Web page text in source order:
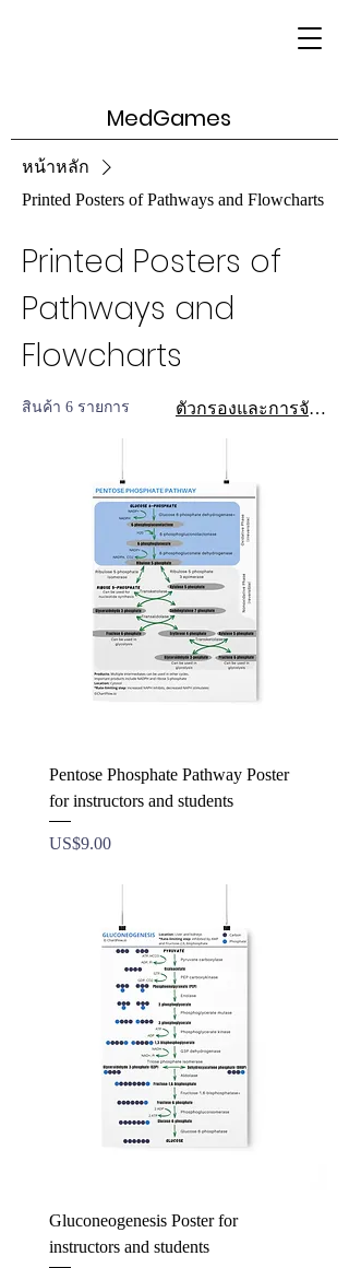
MedGames
หน้าหลัก
Printed Posters of Pathways and Flowcharts
Printed Posters of
Pathways and
Flowcharts
สินค้า 6 รายการ ตัวกรองและการจัดเรียง
Pentose Phosphate Pathway Poster
for instructors and students
ราคา
US$9.00
Gluconeogenesis Poster for
instructors and students